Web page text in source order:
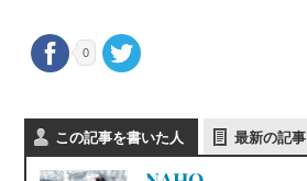
0
この記事を書いた人 最新の記事